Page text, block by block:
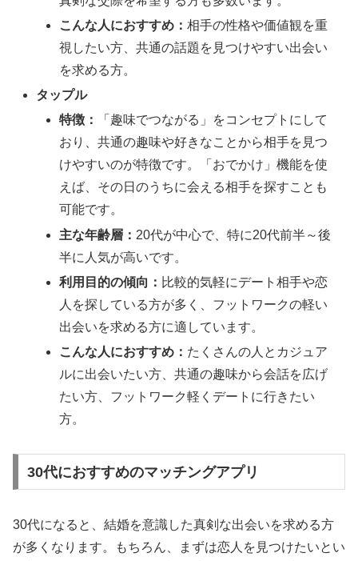
こんな人におすすめ：相手の性格や価値観を重
視したい方、共通の話題を見つけやすい出会い
を求める方。
タップル
特徴：
「趣味でつながる」をコンセプトにして
おり、共通の趣味や好きなことから相手を見つ
けやすいのが特徴です。「おでかけ」機能を使
えば、その日のうちに会える相手を探すことも
可能です。
主な年齢層： 20代が中心で、特に20代前半～後
半に人気が高いです。
利用目的の傾向： 比較的気軽にデート相手や恋
人を探している方が多く、フットワークの軽い
出会いを求める方に適しています。
こんな人におすすめ： たくさんの人とカジュア
ルに出会いたい方、共通の趣味から会話を広げ
たい方、フットワーク軽くデートに行きたい
方。
30代におすすめのマッチングアプリ
30代になると、結婚を意識した真剣な出会いを求める方
が多くなります。もちろん、まずは恋人を見つけたいとい